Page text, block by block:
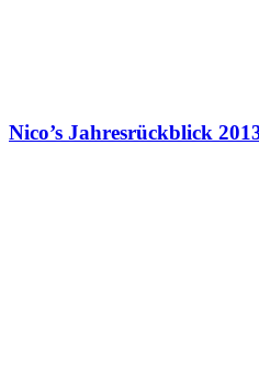
Nico’s Jahresrückblick